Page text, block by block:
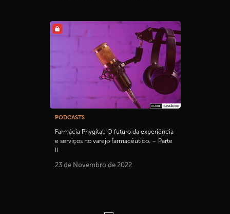
PODCASTS
Farmácia Phygital: O futuro da experiência
e serviços no varejo farmacêutico. – Parte
ll
23 de Novembro de 2022